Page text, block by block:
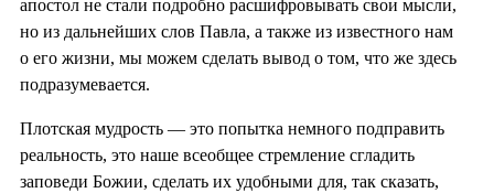
апостол не стали подробно расшифровывать свои мысли,
но из дальнейших слов Павла, а также из известного нам
о его жизни, мы можем сделать вывод о том, что же здесь
подразумевается.
Плотская мудрость — это попытка немного подправить
реальность, это наше всеобщее стремление сгладить
заповеди Божии, сделать их удобными для, так сказать,